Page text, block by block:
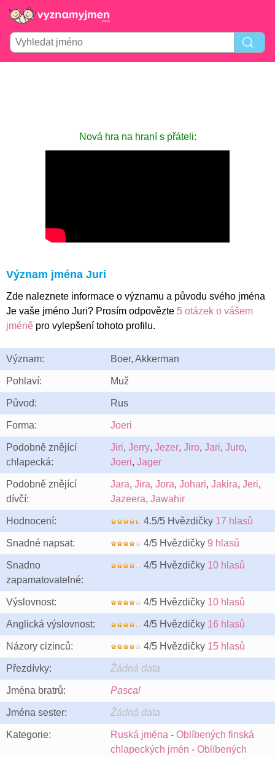
Nová hra na hraní s přáteli:
Význam jména Juri
Zde naleznete informace o významu a původu svého jména
Je vaše jméno Juri? Prosím odpovězte 5 otázek o vášem
jméně pro vylepšení tohoto profilu.
Význam: Boer, Akkerman
Pohlaví: Muž
Původ: Rus
Forma: Joeri
Podobně znějící
chlapecká:
Jiri, Jerry, Jezer, Jiro, Jari, Juro,
Joeri, Jager
Podobně znějící
dívčí:
Jara, Jira, Jora, Johari, Jakira, Jeri,
Jazeera, Jawahir
Hodnocení: 4.5/5 Hvězdičky 17 hlasů
Snadné napsat: 4/5 Hvězdičky 9 hlasů
Snadno
zapamatovatelné:
4/5 Hvězdičky 10 hlasů
Výslovnost: 4/5 Hvězdičky 10 hlasů
Anglická výslovnost: 4/5 Hvězdičky 16 hlasů
Názory cizinců: 4/5 Hvězdičky 15 hlasů
Přezdívky: Žádná data
Jména bratrů: Pascal
Jména sester: Žádná data
Kategorie: Ruská jména - Oblíbených finská
chlapeckých jmén - Oblíbených